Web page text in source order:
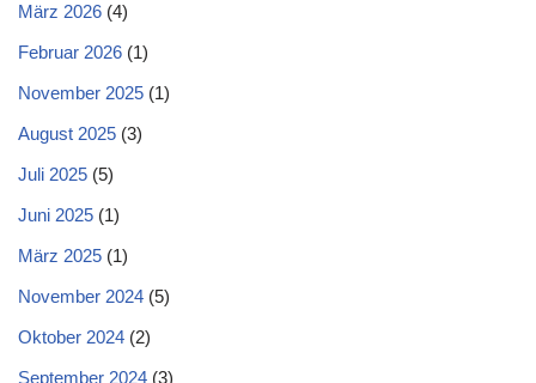
März 2026 (4)
Februar 2026 (1)
November 2025 (1)
August 2025 (3)
Juli 2025 (5)
Juni 2025 (1)
März 2025 (1)
November 2024 (5)
Oktober 2024 (2)
September 2024 (3)